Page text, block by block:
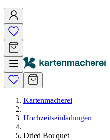
Kartenmacherei
|
Hochzeitseinladungen
|
Dried Bouquet